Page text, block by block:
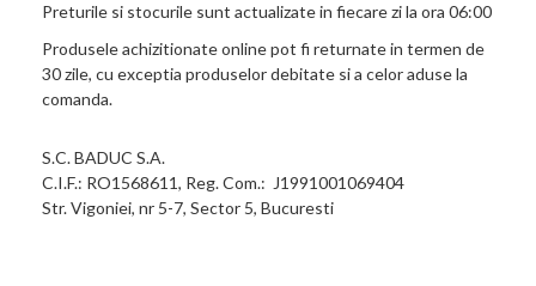
Preturile si stocurile sunt actualizate in fiecare zi la ora 06:00
Produsele achizitionate online pot fi returnate in termen de
30 zile, cu exceptia produselor debitate si a celor aduse la
comanda.
S.C. BADUC S.A.
C.I.F.: RO1568611, Reg. Com.: J1991001069404
Str. Vigoniei, nr 5-7, Sector 5, Bucuresti